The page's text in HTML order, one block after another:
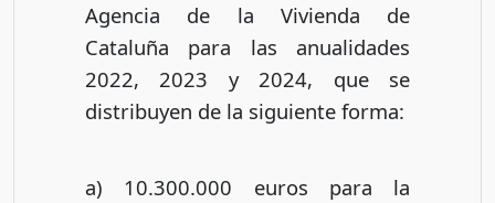
Agencia de la Vivienda de
Cataluña para las anualidades
2022, 2023 y 2024, que se
distribuyen de la siguiente forma:
a) 10.300.000 euros para la